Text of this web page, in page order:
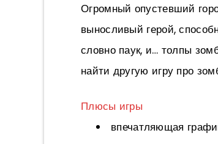
Огромный опустевший
выносливый герой,
словно паук, и… толпы
найти другую игру про
Плюсы игры
впечатляющая